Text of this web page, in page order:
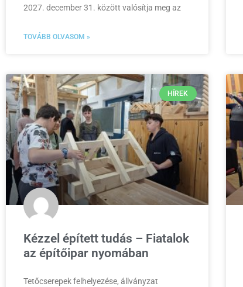
2027. december 31. között valósítja meg az
TOVÁBB OLVASOM »
HÍREK
Kézzel épített tudás – Fiatalok
az építőipar nyomában
Tetőcserepek felhelyezése, állványzat